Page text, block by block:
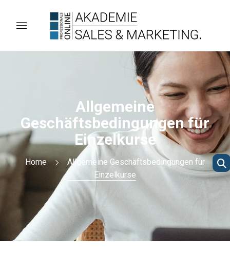
Allgemeine
Geschäftsbedingungen für
Einzelkurse
Home
Allgemeine Geschäftsbedingungen für
Einzelkurse